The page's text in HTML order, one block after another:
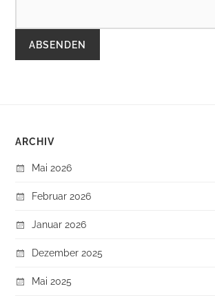
ARCHIV
Mai 2026
Februar 2026
Januar 2026
Dezember 2025
Mai 2025